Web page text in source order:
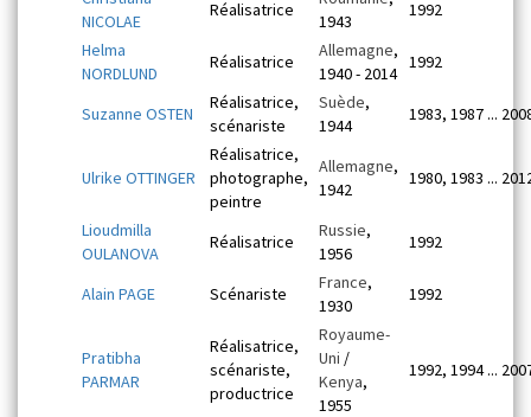
NICOLAE
Réalisatrice
1943
1992
Helma
NORDLUND
Réalisatrice
Allemagne,
1940 - 2014
1992
Suzanne OSTEN
Réalisatrice,
scénariste
Suède,
1944
1983, 1987 ...
Ulrike OTTINGER
Réalisatrice,
photographe,
peintre
Allemagne,
1942
1980, 1983 ...
Lioudmilla
OULANOVA
Réalisatrice
Russie,
1956
1992
Alain PAGE Scénariste
France,
1930
1992
Pratibha
PARMAR
Réalisatrice,
scénariste,
productrice
Royaume-
Uni /
Kenya,
1955
1992, 1994 ...